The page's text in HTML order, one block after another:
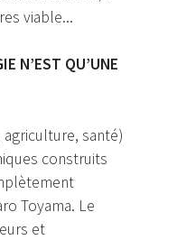
viable...
N’EST QU’UNE
agriculture, santé)
construits
Toyama. Le
et